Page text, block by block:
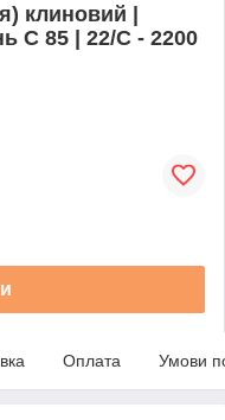
клиновий |
C 85 | 22/C - 2200
Оплата Умови